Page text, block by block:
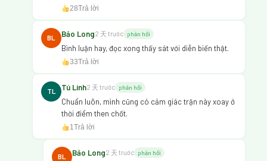
28Trả lời
BL Bảo Long2 天 trước phản hồi
Bình luận hay, đọc xong thấy sát với diễn biến thật.
33Trả lời
TL Tú Linh2 天 trước phản hồi
Chuẩn luôn, mình cũng có cảm giác trận này xoay ở
thời điểm then chốt.
1 Trả lời
BL Bảo Long2 天 trước phản hồi